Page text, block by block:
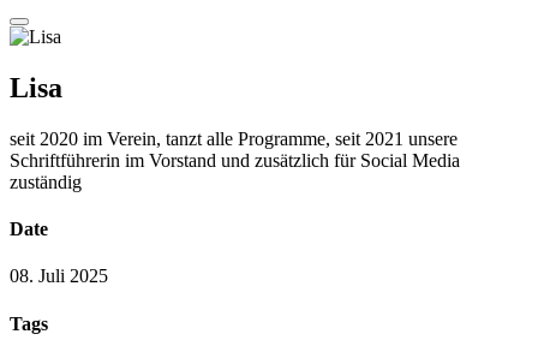
Lisa
seit 2020 im Verein, tanzt alle Programme, seit 2021 unsere
Schriftführerin im Vorstand und zusätzlich für Social Media
zuständig
Date
08. Juli 2025
Tags